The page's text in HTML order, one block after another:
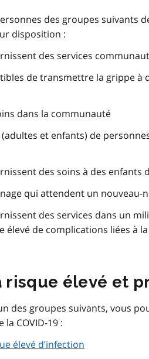
des groupes suivants
disposition :
des services
de transmettre la grippe à
dans la communauté
et enfants) de
des soins à des enfants
qui attendent un nouveau-
des services dans un
élevé de complications liées à
risque élevé et
des groupes suivants, vous
la COVID-19 :
élevé d’infection